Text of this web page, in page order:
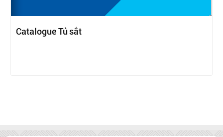
Catalogue Tủ sắt